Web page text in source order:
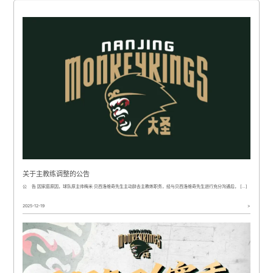
关于主教练调整的公告
公 告 因家庭原因，球队原主帅梅米·贝西洛维奇先生主动辞去主教练职务，经与贝西洛维奇先生进行充分沟通后， […]
2025-12-19 >